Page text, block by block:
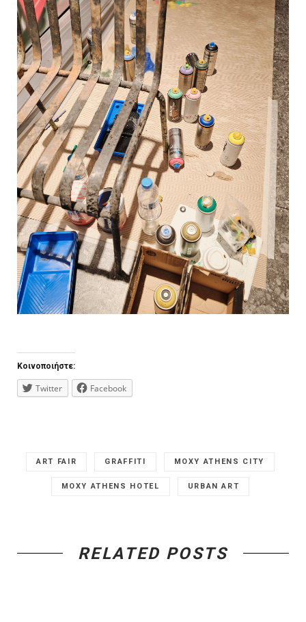
Κοινοποιήστε:
Twitter Facebook
ART FAIR GRAFFITI MOXY ATHENS CITY
MOXY ATHENS HOTEL URBAN ART
RELATED POSTS